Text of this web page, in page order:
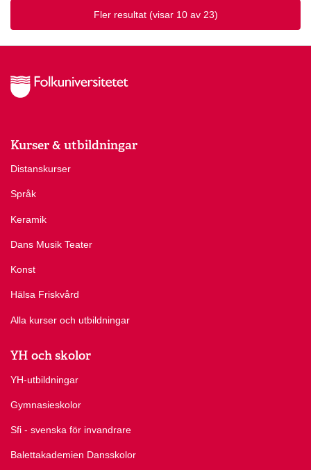
Fler resultat (visar 10 av 23)
Kurser & utbildningar
Distanskurser
Språk
Keramik
Dans Musik Teater
Konst
Hälsa Friskvård
Alla kurser och utbildningar
YH och skolor
YH-utbildningar
Gymnasieskolor
Sfi - svenska för invandrare
Balettakademien Dansskolor